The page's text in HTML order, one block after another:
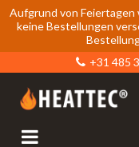
Aufgrund von Feiertagen
keine Bestellungen
+31 485